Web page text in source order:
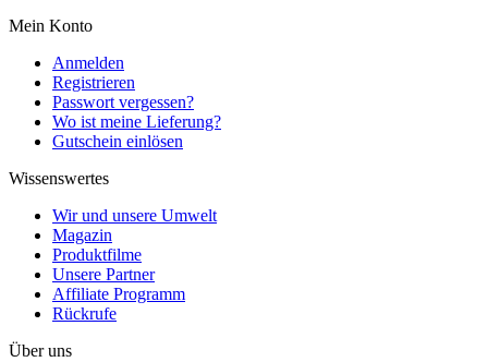
Mein Konto
Anmelden
Registrieren
Passwort vergessen?
Wo ist meine Lieferung?
Gutschein einlösen
Wissenswertes
Wir und unsere Umwelt
Magazin
Produktfilme
Unsere Partner
Affiliate Programm
Rückrufe
Über uns